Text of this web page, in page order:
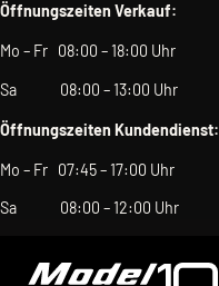
Öffnungszeiten Verkauf:
Mo – Fr 08:00 – 18:00 Uhr
Sa 08:00 – 13:00 Uhr
Öffnungszeiten Kundendienst:
Mo – Fr 07:45 – 17:00 Uhr
Sa 08:00 – 12:00 Uhr